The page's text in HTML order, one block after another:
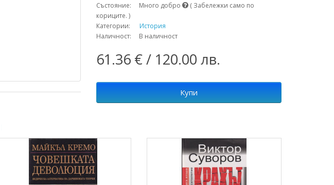
Състояние: Много добро
( Забележки само по
кориците. )
Категории: История
Наличност: В наличност
61.36 € / 120.00 лв.
Купи